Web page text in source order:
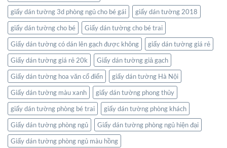
của
bạn
giấy dán tường 3d phòng ngủ cho bé gái
giấy dán tường 2018
giấy dán tường cho bé
Giấy dán tường cho bé trai
Giấy dán tường có dán lên gạch được không
giấy dán tường giá rẻ
Giấy dán tường giá rẻ 20k
Giấy dán tường giả gạch
Giấy dán tường hoa văn cổ điển
giấy dán tường Hà Nội
Giấy dán tường màu xanh
giấy dán tường phong thủy
giấy dán tường phòng bé trai
giấy dán tường phòng khách
Giấy dán tường phòng ngủ
Giấy dán tường phòng ngủ hiện đại
Giấy dán tường phòng ngủ màu hồng